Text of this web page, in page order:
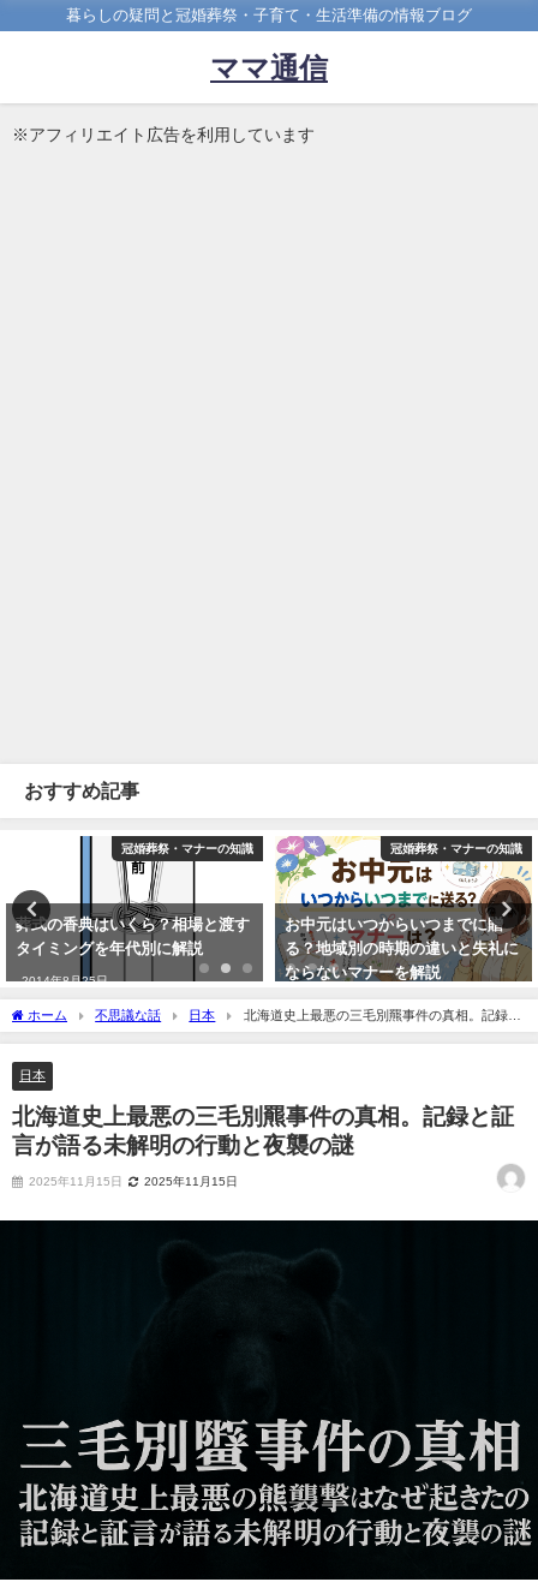
暮らしの疑問と冠婚葬祭・子育て・生活準備の情報ブログ
ママ通信
※アフィリエイト広告を利用しています
おすすめ記事
冠婚葬祭・マナーの知識
葬式の香典はいくら？相場と渡す
タイミングを年代別に解説
2014年8月25日
冠婚葬祭・マナーの知識
お中元はいつからいつまでに贈
る？地域別の時期の違いと失礼に
ならないマナーを解説
ホーム 不思議な話 日本
北海道史上最悪の三毛別羆事件の真相。記録と
証言が語る未解明の行動と夜襲の謎
日本
北海道史上最悪の三毛別羆事件の真相。記録と証
言が語る未解明の行動と夜襲の謎
2025年11月15日 2025年11月15日